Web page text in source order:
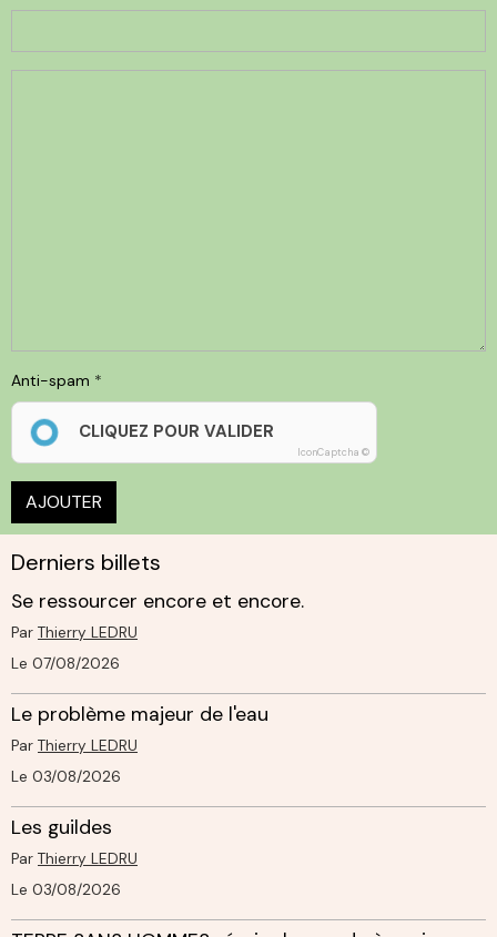
Anti-spam
CLIQUEZ POUR VALIDER
IconCaptcha ©
AJOUTER
Derniers billets
Se ressourcer encore et encore.
Par Thierry LEDRU
Le 07/08/2026
Le problème majeur de l'eau
Par Thierry LEDRU
Le 03/08/2026
Les guildes
Par Thierry LEDRU
Le 03/08/2026